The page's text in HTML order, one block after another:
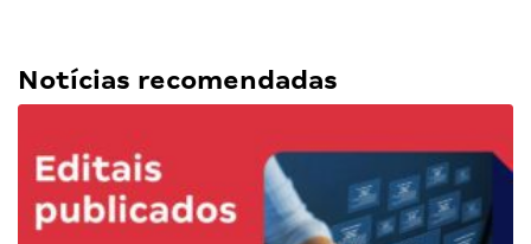
Notícias recomendadas